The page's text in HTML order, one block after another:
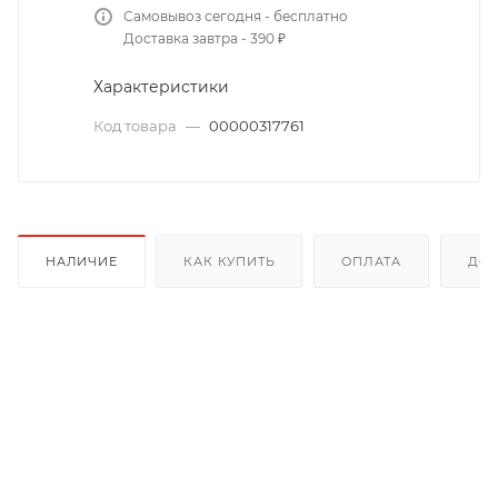
Самовывоз сегодня - бесплатно
Доставка завтра - 390 ₽
Характеристики
Код товара — 00000317761
НАЛИЧИЕ КАК КУПИТЬ ОПЛАТА